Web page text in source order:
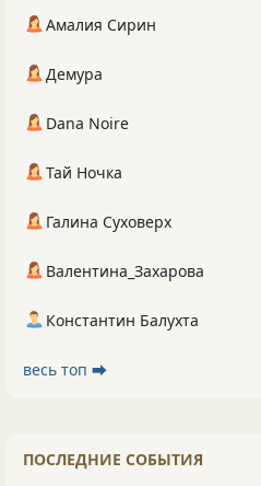
Амалия Сирин
Демура
Dana Noire
Тай Ночка
Галина Суховерх
Валентина_Захарова
Константин Балухта
весь топ ⮕
ПОСЛЕДНИЕ СОБЫТИЯ